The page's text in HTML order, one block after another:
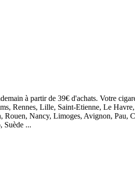
à partir de 39€ d'achats. Votre
Rennes, Lille, Saint-Etienne, Le
Nancy, Limoges, Avignon, Pau,
Suède ...